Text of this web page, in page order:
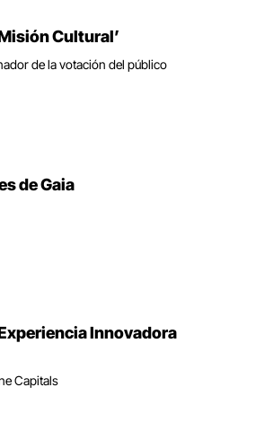
Cultural’
de la votación del público
de Gaia
Innovadora
Capitals